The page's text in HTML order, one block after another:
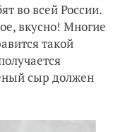
во всей России.
вкусно! Многие
такой
сыр должен